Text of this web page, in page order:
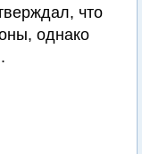
что
однако